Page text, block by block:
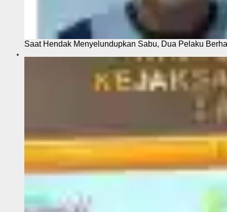
Saat Hendak Menyelundupkan Sabu, Dua Pelaku